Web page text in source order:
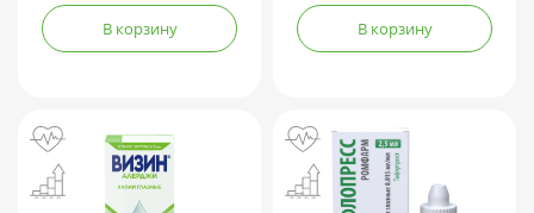
В корзину В корзину